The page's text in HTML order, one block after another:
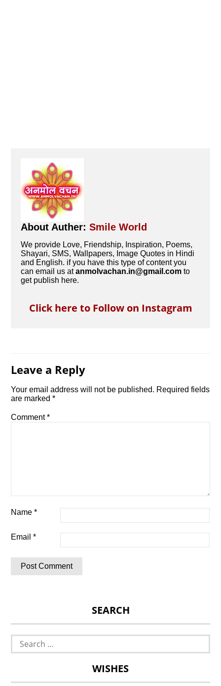
About Auther:Smile World
We provide Love, Friendship, Inspiration, Poems,
Shayari, SMS, Wallpapers, Image Quotes in Hindi
and English. if you have this type of content you
can email us atanmolvachan.in@gmail.com to
get publish here.
Click here to Follow on Instagram
Leave a Reply
Your email address will not be published. Required fields
are marked*
Comment*
Name*
Email*
SEARCH
Search
for:
WISHES